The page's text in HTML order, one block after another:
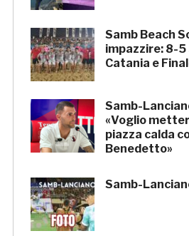
Samb Beach
impazzire: 8-5
Catania e
Samb-
«Voglio
piazza calda
Benedetto»
Samb-